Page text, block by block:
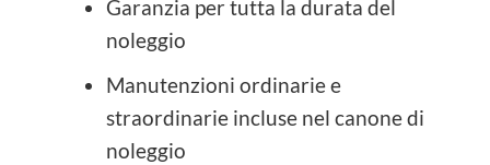
Garanzia per tutta la durata del
noleggio
Manutenzioni ordinarie e
straordinarie incluse nel canone di
noleggio